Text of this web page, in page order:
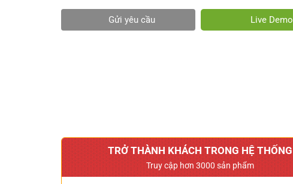
Gửi yêu cầu Live Demo
TRỞ THÀNH KHÁCH TRONG HỆ THỐNG
Truy cập hơn 3000 sản phẩm